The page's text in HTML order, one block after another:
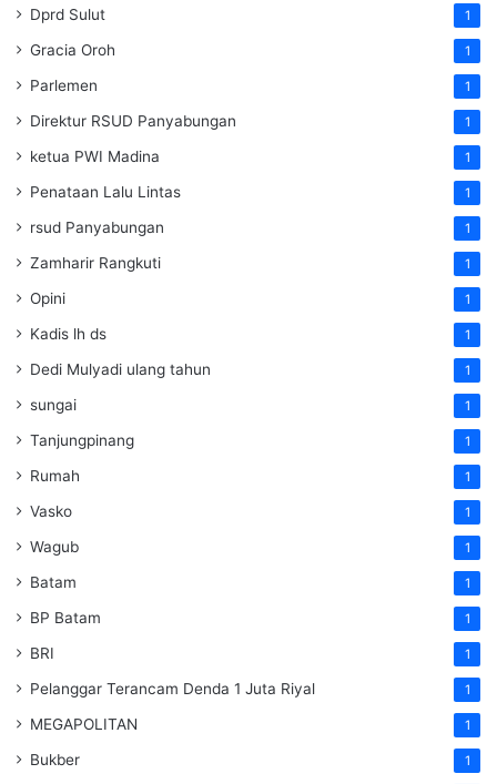
Dprd Sulut 1
Gracia Oroh 1
Parlemen 1
Direktur RSUD Panyabungan 1
ketua PWI Madina 1
Penataan Lalu Lintas 1
rsud Panyabungan 1
Zamharir Rangkuti 1
Opini 1
Kadis lh ds 1
Dedi Mulyadi ulang tahun 1
sungai 1
Tanjungpinang 1
Rumah 1
Vasko 1
Wagub 1
Batam 1
BP Batam 1
BRI 1
Pelanggar Terancam Denda 1 Juta Riyal 1
MEGAPOLITAN 1
Bukber 1